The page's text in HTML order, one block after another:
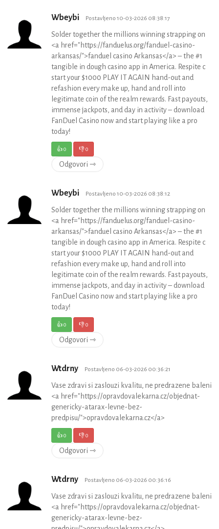
Wbeybi Postavljeno 10-03-2026 08:38:17
Solder together the millions winning strapping on
<a href="https://fanduelus.org/fanduel-casino-
arkansas/">fanduel casino Arkansas</a> – the #1
tangible in dough casino app in America. Respite c
start your $1000 PLAY IT AGAIN hand-out and
refashion every make up, hand and roll into
legitimate coin of the realm rewards. Fast payouts,
immense jackpots, and day in activity – download
FanDuel Casino now and start playing like a pro
today!
👍0 👎0
Odgovori ⇾
Wbeybi Postavljeno 10-03-2026 08:38:12
Solder together the millions winning strapping on
<a href="https://fanduelus.org/fanduel-casino-
arkansas/">fanduel casino Arkansas</a> – the #1
tangible in dough casino app in America. Respite c
start your $1000 PLAY IT AGAIN hand-out and
refashion every make up, hand and roll into
legitimate coin of the realm rewards. Fast payouts,
immense jackpots, and day in activity – download
FanDuel Casino now and start playing like a pro
today!
👍0 👎0
Odgovori ⇾
Wtdrny Postavljeno 06-03-2026 00:36:21
Vase zdravi si zaslouzi kvalitu, ne predrazene baleni
<a href="https://opravdovalekarna.cz/objednat-
genericky-atarax-levne-bez-
predpisu/">opravdovalekarna.cz</a>
👍0 👎0
Odgovori ⇾
Wtdrny Postavljeno 06-03-2026 00:36:16
Vase zdravi si zaslouzi kvalitu, ne predrazene baleni
<a href="https://opravdovalekarna.cz/objednat-
genericky-atarax-levne-bez-